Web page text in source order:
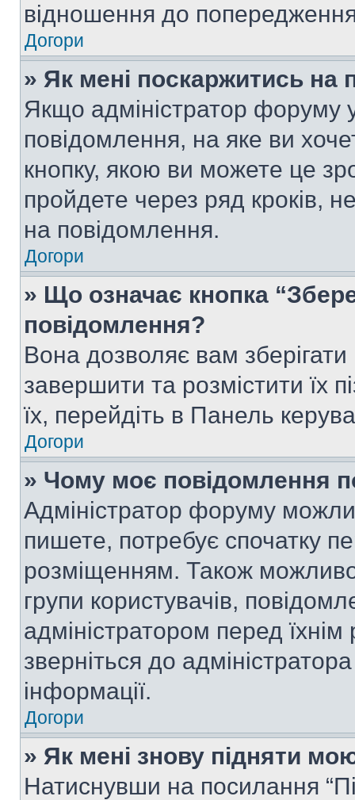
відношення до
Догори
» Як мені поскаржитись на
Якщо адміністратор форуму
повідомлення, на яке ви
кнопку, якою ви можете це
пройдете через ряд кроків,
на повідомлення.
Догори
» Що означає кнопка
повідомлення?
Вона дозволяє вам
завершити та розмістити їх
їх, перейдіть в Панель
Догори
» Чому моє повідомлення
Адміністратор форуму
пишете, потребує спочатку
розміщенням. Також
групи користувачів,
адміністратором перед
зверніться до
інформації.
Догори
» Як мені знову підняти
Натиснувши на посилання